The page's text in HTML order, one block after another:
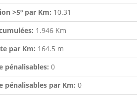
>5º par Km: 10.31
1.946 Km
par Km: 164.5 m
pénalisables: 0
pénalisables par Km: 0